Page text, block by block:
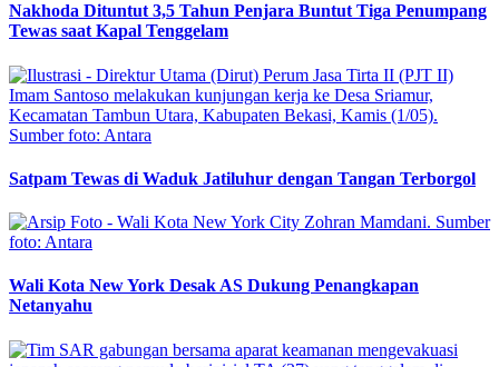
Nakhoda Dituntut 3,5 Tahun Penjara Buntut Tiga Penumpang
Tewas saat Kapal Tenggelam
Satpam Tewas di Waduk Jatiluhur dengan Tangan Terborgol
Wali Kota New York Desak AS Dukung Penangkapan
Netanyahu